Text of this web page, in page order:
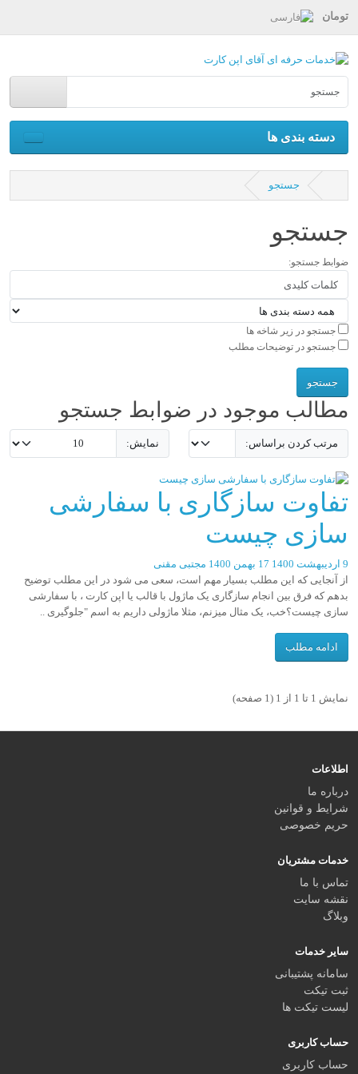
تومان
دسته بندی ها
جستجو
جستجو
ضوابط جستجو:
جستجو در زیر شاخه ها
جستجو در توضیحات مطلب
مطالب موجود در ضوابط جستجو
مرتب کردن براساس: نمایش:
تفاوت سازگاری با سفارشی
سازی چیست
9 اردیبهشت 1400 17 بهمن 1400
مجتبی مقنی
از آنجایی که این مطلب بسیار مهم است، سعی می شود در این مطلب توضیح
بدهم که فرق بین انجام سازگاری یک ماژول با قالب یا اپن کارت ، با سفارشی
سازی چیست؟خب، یک مثال میزنم، مثلا ماژولی داریم به اسم "جلوگیری ..
ادامه مطلب
نمایش 1 تا 1 از 1 (1 صفحه)
اطلاعات
درباره ما
شرایط و قوانین
حریم خصوصی
خدمات مشتریان
تماس با ما
نقشه سایت
وبلاگ
سایر خدمات
سامانه پشتیبانی
ثبت تیکت
لیست تیکت ها
حساب کاربری
حساب کاربری